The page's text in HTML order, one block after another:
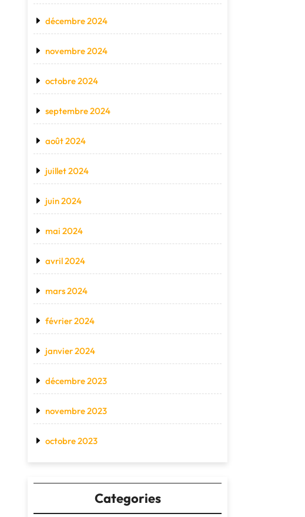
décembre 2024
novembre 2024
octobre 2024
septembre 2024
août 2024
juillet 2024
juin 2024
mai 2024
avril 2024
mars 2024
février 2024
janvier 2024
décembre 2023
novembre 2023
octobre 2023
Categories